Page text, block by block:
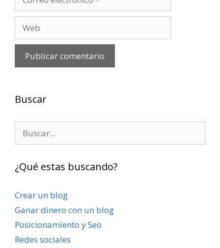
electrónico
Buscar
¿Qué estas buscando?
Crear un blog
Ganar dinero con un blog
Posicionamiento y Seo
Redes sociales